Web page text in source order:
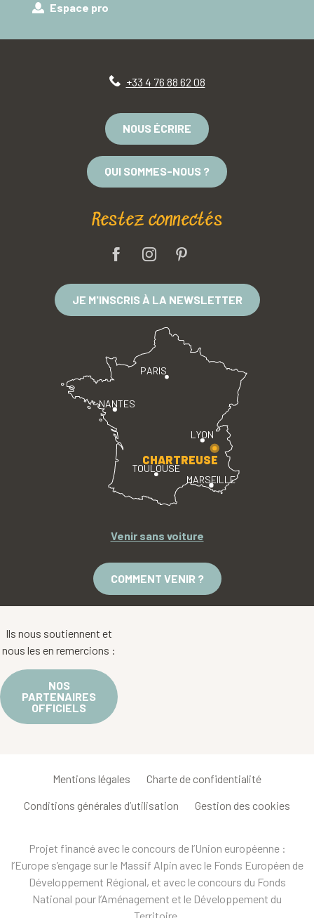
Espace pro
+33 4 76 88 62 08
NOUS ÉCRIRE
QUI SOMMES-NOUS ?
Restez connectés
JE M'INSCRIS À LA NEWSLETTER
PARIS
LYON
TOULOUSE
MARSEILLE
NANTES
CHARTREUSE
Venir sans voiture
COMMENT VENIR ?
Ils nous soutiennent et
nous les en remercions :
NOS
PARTENAIRES
OFFICIELS
Mentions légales Charte de confidentialité
Conditions générales d’utilisation Gestion des cookies
Projet financé avec le concours de l’Union européenne :
l’Europe s’engage sur le Massif Alpin avec le Fonds Européen de
Développement Régional, et avec le concours du Fonds
National pour l’Aménagement et le Développement du